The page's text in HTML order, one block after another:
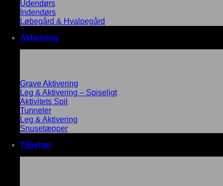
Udendørs
Indendørs
Løbegård & Hvalpegård
Aktivering
Grave Aktivering
Leg & Aktivering – Spiseligt
Aktivitets Spil
Tunneler
Leg & Aktivering
Snusetæpper
Tilbehør